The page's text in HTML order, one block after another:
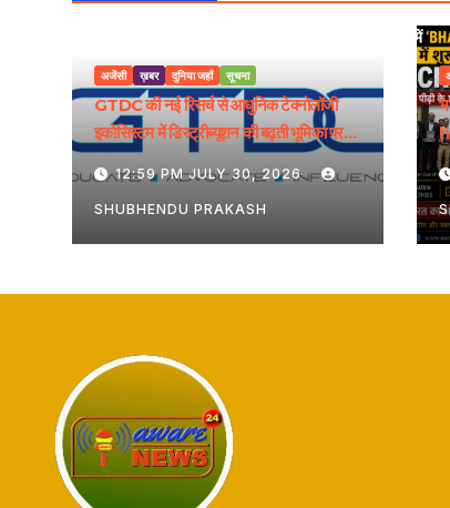
अजेंसी ख़बर दुनिया जहाँ सूचना
GTDC की नई रिसर्च से आधुनिक टेक्नोलॉजी
इकोसिस्टम में डिस्ट्रीब्यूशन की बढ़ती भूमिका पर
रोशनी पड़ी
12:59 PM JULY 30, 2026
SHUBHENDU PRAKASH